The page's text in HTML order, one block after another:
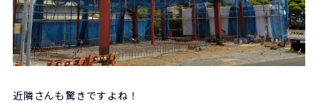
近隣さんも驚きですよね！